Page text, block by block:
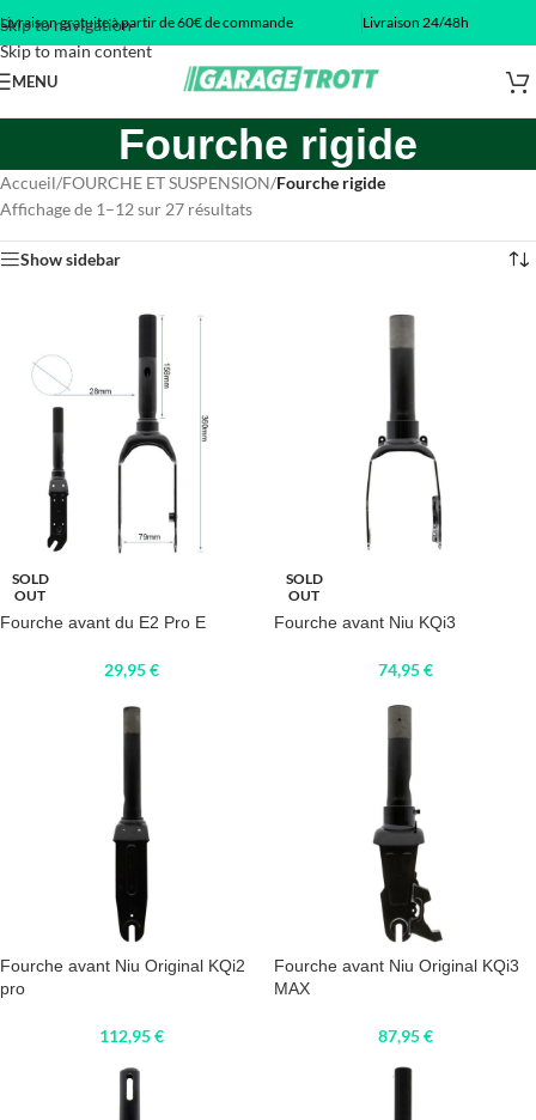
Skip to navigation
Skip to main content
Livraison gratuite à partir de 60€ de commande Livraison 24/48h
MENU
Fourche rigide
Accueil/FOURCHE ET SUSPENSION/Fourche rigide
Affichage de 1–12 sur 27 résultats
Show sidebar
SOLD
OUT
Fourche avant du E2 Pro E
29,95€
SOLD
OUT
Fourche avant Niu KQi3
74,95€
Fourche avant Niu Original KQi2
pro
112,95€
Fourche avant Niu Original KQi3
MAX
87,95€